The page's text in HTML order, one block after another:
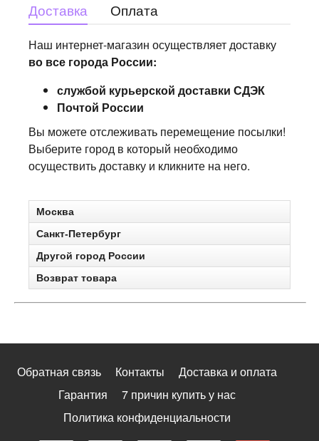
Доставка Оплата
Наш интернет-магазин осуществляет доставку
во все города России:
службой курьерской доставки СДЭК
Почтой России
Вы можете отслеживать перемещение посылки!
Выберите город в который необходимо
осуществить доставку и кликните на него.
Москва
Санкт-Петербург
Другой город России
Возврат товара
Обратная связь Контакты
Доставка и оплата
Гарантия
7 причин купить у нас
Политика конфиденциальности